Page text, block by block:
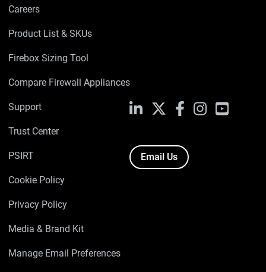
Careers
Product List & SKUs
Firebox Sizing Tool
Compare Firewall Appliances
Support
Trust Center
PSIRT
Cookie Policy
Privacy Policy
Media & Brand Kit
Manage Email Preferences
LinkedIn FacebookInstagramYouTube
Email Us